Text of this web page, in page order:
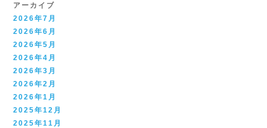
アーカイブ
2026年7月
2026年6月
2026年5月
2026年4月
2026年3月
2026年2月
2026年1月
2025年12月
2025年11月